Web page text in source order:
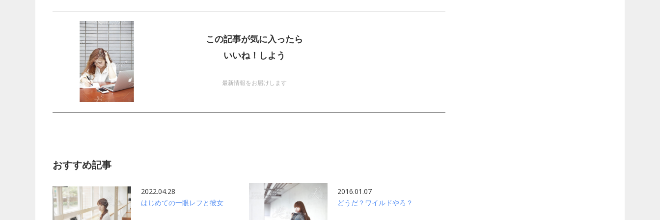
この記事が気に入ったら
いいね！しよう
最新情報をお届けします
おすすめ記事
2022.04.28
はじめての一眼レフと彼女
2016.01.07
どうだ？ワイルドやろ？